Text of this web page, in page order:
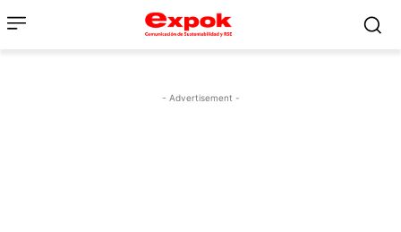
- Advertisement -